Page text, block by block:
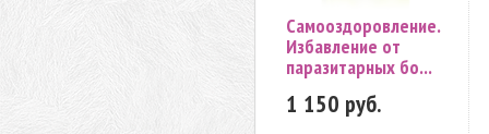
Самооздоровление.
Избавление от
паразитарных бо...
1 150 руб.